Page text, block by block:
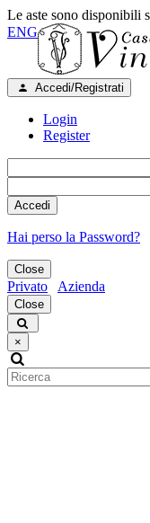
Le aste sono disponibili
ENG
Accedi/Registrati
Login
Register
Accedi
Hai perso la Password?
Close
Privato Azienda
Close
×